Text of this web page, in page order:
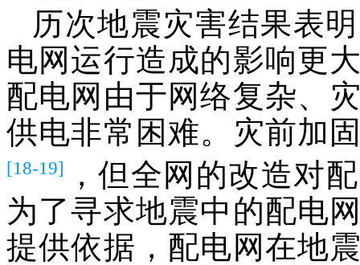
历次地震灾害结果表
电网运行造成的影响更
配电网由于网络复杂、
供电非常困难。灾前加
[18-19]
，但全网的改造对
为了寻求地震中的配电
提供依据，配电网在地